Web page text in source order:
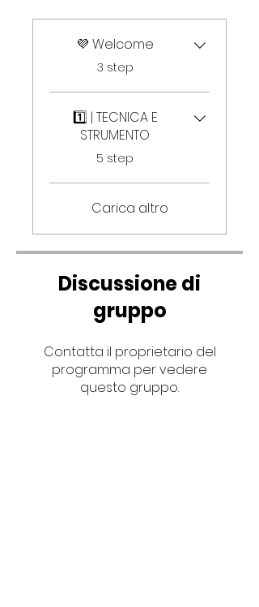
💜 Welcome
.
3 step
1️⃣ | TECNICA E
STRUMENTO
.
5 step
Carica altro
Discussione di
gruppo
Contatta il proprietario del
programma per vedere
questo gruppo.